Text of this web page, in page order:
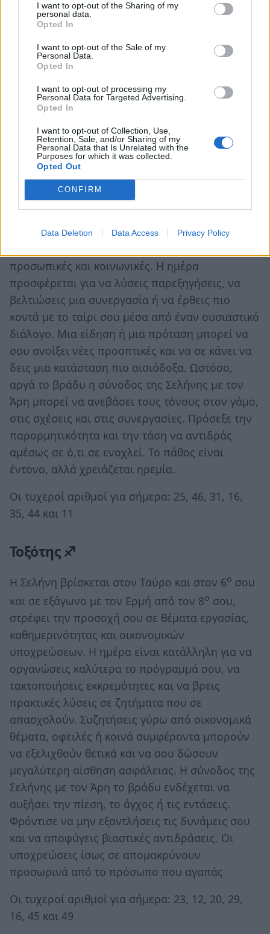
I want to opt-out of the Sharing of my
personal data.
Opted In
I want to opt-out of the Sale of my
Personal Data.
Opted In
I want to opt-out of processing my
Personal Data for Targeted Advertising.
Opted In
I want to opt-out of Collection, Use,
Retention, Sale, and/or Sharing of my
Personal Data that Is Unrelated with the
Purposes for which it was collected.
Opted Out
CONFIRM
Data Deletion Data Access Privacy Policy
Άρη μπορεί να αυξήσει την ένταση, τη ζήλια ή
την ανάγκη για έλεγχο. Στα αισθηματικά, καλό
είναι να αποφύγεις παιχνίδια δύναμης και να
εκφράσεις ανοιχτά όσα νιώθεις χωρίς
υπερβολές.
Οι τυχεροί αριθμοί για σήμερα: 19, 25, 10, 11,
20, 8 και 50
Σκορπιός ♏
Η Σελήνη βρίσκεται στον Ταύρο και στον 7
ο
σου, γεγονός που ευνοεί τις συζητήσεις, τις
προσωπικές και κοινωνικές. Η ημέρα
προσφέρεται για να λύσεις παρεξηγήσεις, να
βελτιώσεις μια συνεργασία ή να έρθεις πιο
κοντά με το ταίρι σου μέσα από έναν ουσιαστικό
διάλογο. Μια είδηση ή μια πρόταση μπορεί να
σου ανοίξει νέες προοπτικές και να σε κάνει να
δεις μια κατάσταση πιο αισιόδοξα. Ωστόσο,
αργά το βράδυ η σύνοδος της Σελήνης με τον
Άρη μπορεί να ανεβάσει τους τόνους στον γάμο,
στις σχέσεις και στις συνεργασίες. Πρόσεξε την
παρορμητικότητα και την τάση να αντιδράς
αμέσως σε ό,τι σε ενοχλεί. Το πάθος είναι
έντονο, αλλά χρειάζεται ηρεμία.
Οι τυχεροί αριθμοί για σήμερα: 25, 46, 31, 16,
35, 44 και 11
Τοξότης ♐
Η Σελήνη βρίσκεται στον Ταύρο και στον 6ο σου
και σε εξάγωνο με τον Ερμή από τον 8ο σου,
στρέφει την προσοχή σου σε θέματα εργασίας,
καθημερινότητας και οικονομικών
υποχρεώσεων. Η ημέρα είναι κατάλληλη για να
οργανώσεις καλύτερα το πρόγραμμά σου, να
τακτοποιήσεις εκκρεμότητες και να βρεις
πρακτικές λύσεις σε ζητήματα που σε
απασχολούν. Συζητήσεις γύρω από οικονομικά
θέματα, οφειλές ή κοινά συμφέροντα μπορούν
να εξελιχθούν θετικά και να σου δώσουν
μεγαλύτερη αίσθηση ασφάλειας. Η σύνοδος της
Σελήνης με τον Άρη το βράδυ ενδέχεται να
αυξήσει την πίεση, το άγχος ή τις εντάσεις.
Φρόντισε να μην εξαντλήσεις τις δυνάμεις σου
και να αποφύγεις βιαστικές αντιδράσεις. Οι
υποχρεώσεις ίσως σε απομακρύνουν
προσωρινά από το πρόσωπο που αγαπάς
Οι τυχεροί αριθμοί για σήμερα: 23, 12, 20, 29,
16, 45 και 49